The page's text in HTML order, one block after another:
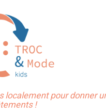
localement pour donner
!